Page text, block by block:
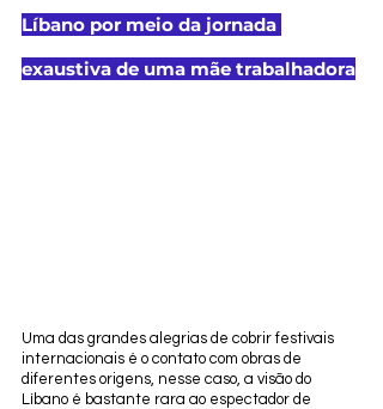
Líbano por meio da jornada
exaustiva de uma mãe trabalhadora
Uma das grandes alegrias de cobrir festivais
internacionais é o contato com obras de
diferentes origens, nesse caso, a visão do
Líbano é bastante rara ao espectador de